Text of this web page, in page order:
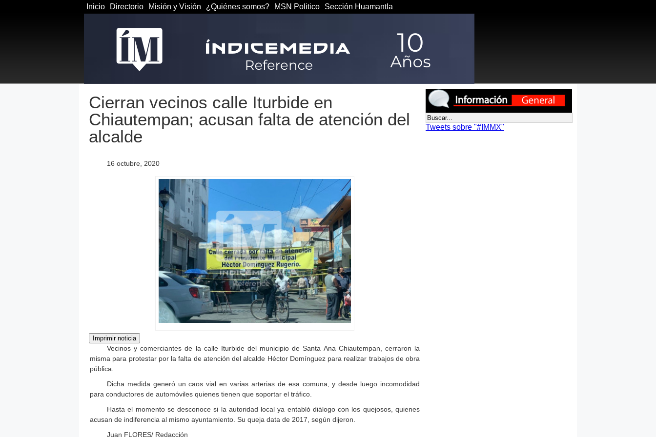
Inicio Directorio Misión y Visión ¿Quiénes somos? MSN Politico Sección Huamantla
Cierran vecinos calle Iturbide en
Chiautempan; acusan falta de atención del
alcalde
16 octubre, 2020
Vecinos y comerciantes de la calle Iturbide del municipio de Santa Ana Chiautempan, cerraron la
misma para protestar por la falta de atención del alcalde Héctor Domínguez para realizar trabajos de obra
pública.
Dicha medida generó un caos vial en varias arterias de esa comuna, y desde luego incomodidad
para conductores de automóviles quienes tienen que soportar el tráfico.
Hasta el momento se desconoce si la autoridad local ya entabló diálogo con los quejosos, quienes
acusan de indiferencia al mismo ayuntamiento. Su queja data de 2017, según dijeron.
Juan FLORES/ Redacción
Tweets sobre "#IMMX"